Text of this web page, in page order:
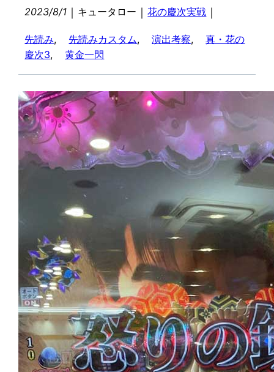
2023/8/1 ｜ キュータロー ｜花の慶次実戦 ｜
先読み, 先読みカスタム, 演出考察,
真・花の
慶次3, 黄金一閃